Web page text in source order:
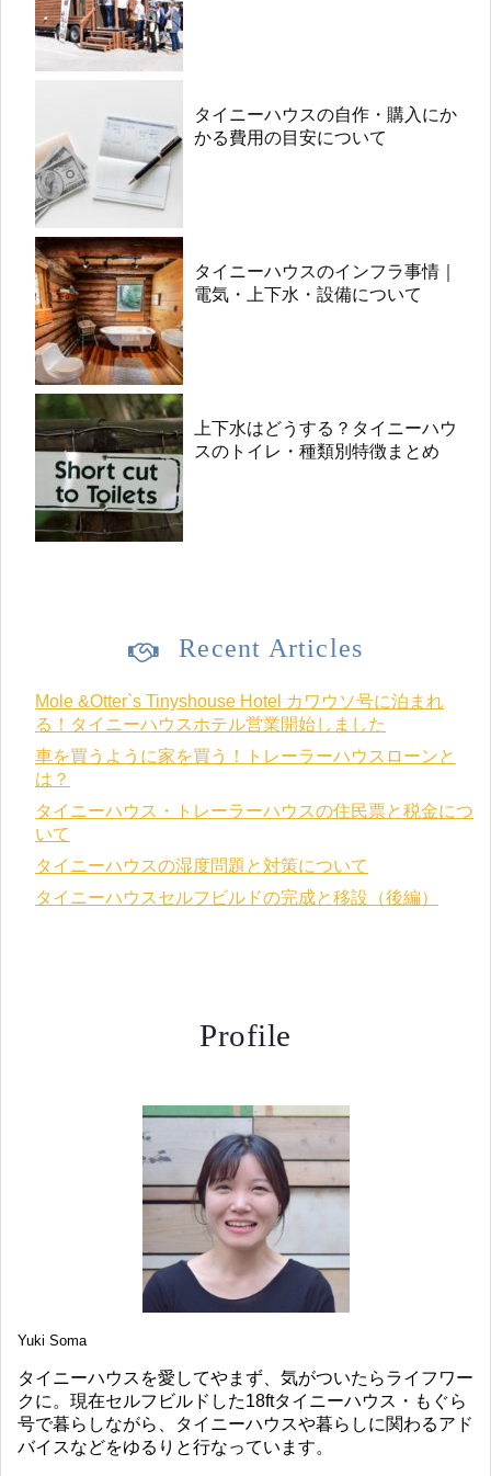
タイニーハウスの自作・購入にか
かる費用の目安について
タイニーハウスのインフラ事情｜
電気・上下水・設備について
上下水はどうする？タイニーハウ
スのトイレ・種類別特徴まとめ
Recent Articles
Mole &Otter`s Tinyshouse Hotel カワウソ号に泊まれ
る！タイニーハウスホテル営業開始しました
車を買うように家を買う！トレーラーハウスローンと
は？
タイニーハウス・トレーラーハウスの住民票と税金につ
いて
タイニーハウスの湿度問題と対策について
タイニーハウスセルフビルドの完成と移設（後編）
Profile
Yuki Soma
タイニーハウスを愛してやまず、気がついたらライフワー
クに。現在セルフビルドした18ftタイニーハウス・もぐら
号で暮らしながら、タイニーハウスや暮らしに関わるアド
バイスなどをゆるりと行なっています。